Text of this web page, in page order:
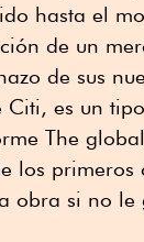
hasta el
de un
de sus
es un
The
los primeros
obra si no le